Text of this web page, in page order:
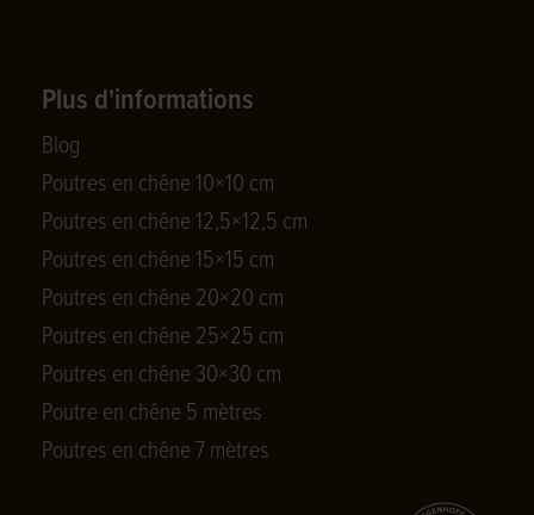
Plus d'informations
Blog
Poutres en chêne 10×10 cm
Poutres en chêne 12,5×12,5 cm
Poutres en chêne 15×15 cm
Poutres en chêne 20×20 cm
Poutres en chêne 25×25 cm
Poutres en chêne 30×30 cm
Poutre en chêne 5 mètres
Poutres en chêne 7 mètres